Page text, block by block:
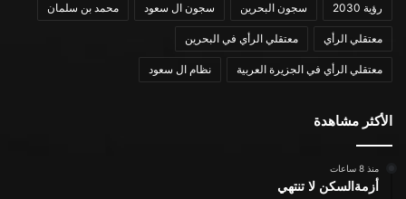
رؤية 2030 سجون البحرين سجون ال سعود محمد بن سلمان
معتقلي الرأي معتقلي الرأي في البحرين
معتقلي الرأي في الجزيرة العربية نظام ال سعود
الأكثر مشاهدة
منذ 8 ساعات
أزمةالسكن لا تنتهي